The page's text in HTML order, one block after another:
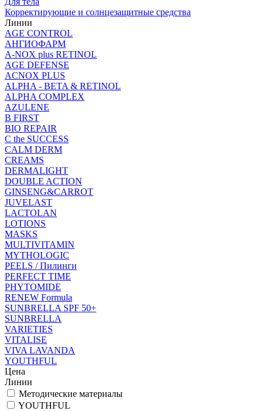
Корректирующие и солнцезащитные средства
Линии
AGE CONTROL
АНГИОФАРМ
A-NOX plus RETINOL
AGE DEFENSE
ACNOX PLUS
ALPHA - BETA & RETINOL
ALPHA COMPLEX
AZULENE
B FIRST
BIO REPAIR
C the SUCCESS
CALM DERM
CREAMS
DERMALIGHT
DOUBLE ACTION
GINSENG&CARROT
JUVELAST
LACTOLAN
LOTIONS
MASKS
MULTIVITAMIN
MYTHOLOGIC
PEELS / Пилинги
PERFECT TIME
PHYTOMIDE
RENEW Formula
SUNBRELLA SPF 50+
SUNBRELLA
VARIETIES
VITALISE
VIVA LAVANDA
YOUTHFUL
Цена
Линии
Методические материалы
YOUTHFUL